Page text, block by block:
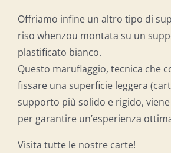
Offriamo infine un altro tipo di
riso whenzou montata su un
plastificato bianco.
Questo maruflaggio, tecnica che
fissare una superficie leggera
supporto più solido e rigido,
per garantire un’esperienza
Visita tutte le nostre carte!